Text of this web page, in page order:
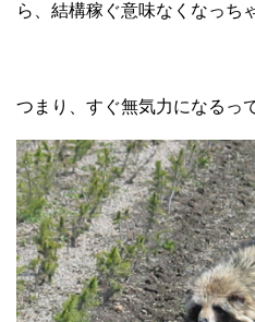
ら、結構稼ぐ意味なくなっち
つまり、すぐ無気力になるっ